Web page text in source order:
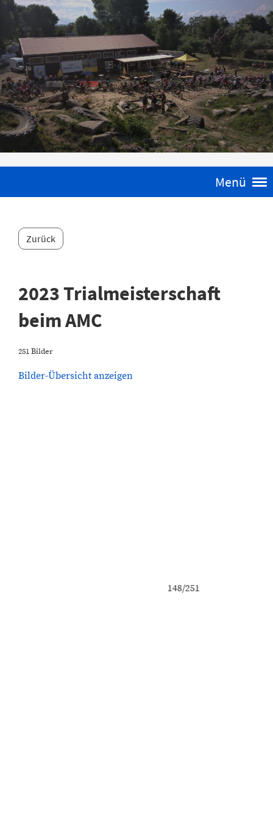
Menü
Zurück
2023 Trialmeisterschaft
beim AMC
251 Bilder
Bilder-Übersicht anzeigen